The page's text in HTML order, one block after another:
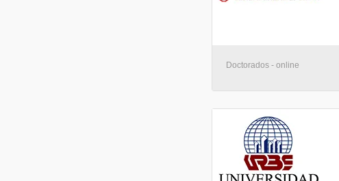
Doctorados - online